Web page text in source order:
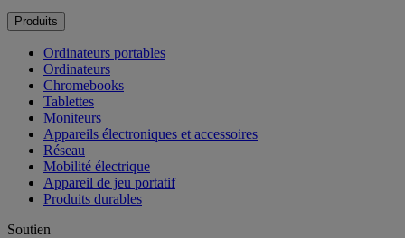
Produits
Ordinateurs portables
Ordinateurs
Chromebooks
Tablettes
Moniteurs
Appareils électroniques et accessoires
Réseau
Mobilité électrique
Appareil de jeu portatif
Produits durables
Soutien